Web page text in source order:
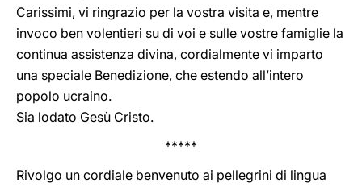
Carissimi, vi ringrazio per la vostra visita e, mentre
invoco ben volentieri su di voi e sulle vostre famiglie la
continua assistenza divina, cordialmente vi imparto
una speciale Benedizione, che estendo all’intero
popolo ucraino.
Sia lodato Gesù Cristo.
*****
Rivolgo un cordiale benvenuto ai pellegrini di lingua